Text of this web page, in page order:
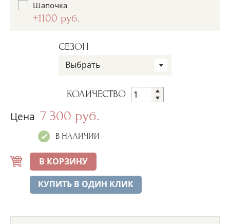
Шапочка
+1100 руб.
СЕЗОН
Выбрать
КОЛИЧЕСТВО
Цена 7 300 руб.
В НАЛИЧИИ
В КОРЗИНУ
КУПИТЬ В ОДИН КЛИК